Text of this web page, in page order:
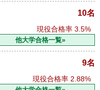
10名
現役合格率 3.5%
他大学合格一覧»
9名
現役合格率 2.88%